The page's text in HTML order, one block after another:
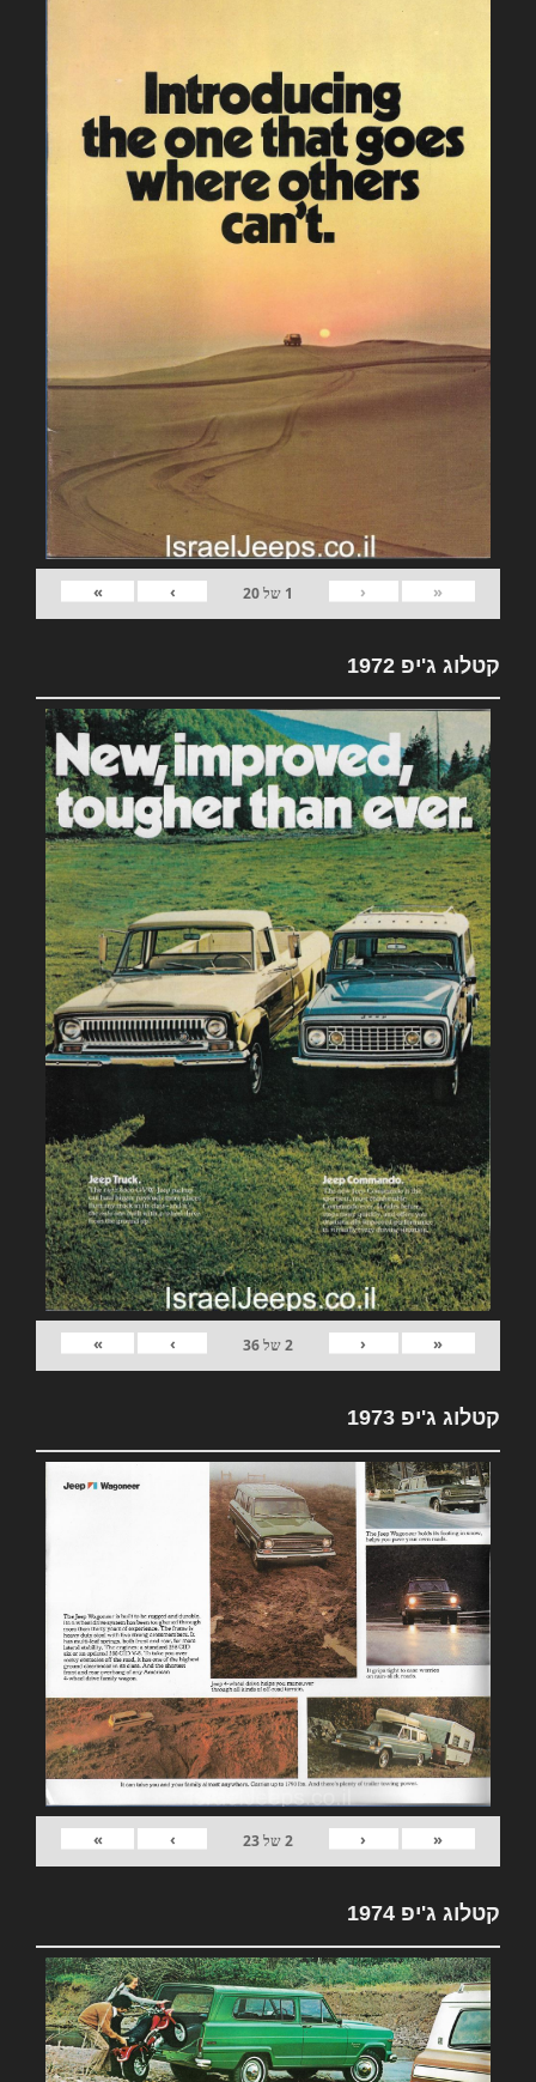
«
‹
1 של20
›
»
קטלוג ג'יפ 1972
«
‹
2של36
›
»
קטלוג ג'יפ 1973
«
‹
2של23
›
»
קטלוג ג'יפ 1974